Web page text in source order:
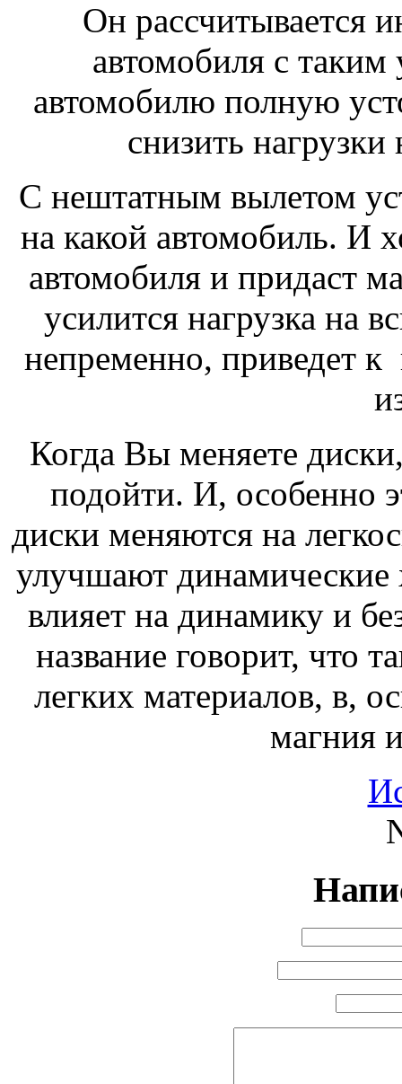
Он рассчитывается
автомобиля с
автомобилю полную
снизить
С нештатным вылетом
на какой автомобиль. И
автомобиля и придаст
усилится нагрузка на
непременно, приведет
Когда Вы меняете
подойти. И, особенно
диски меняются на
улучшают динамические
влияет на динамику и
название говорит, что
легких материалов, в,
магния